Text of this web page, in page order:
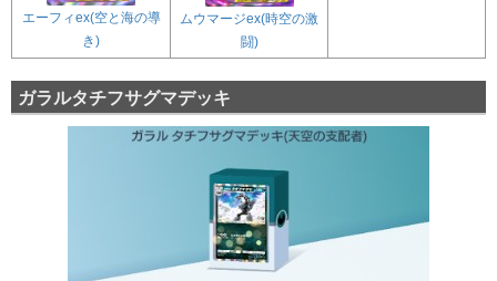
エーフィex(空と海の導
き)
ムウマージex(時空の激
闘)
ガラルタチフサグマデッキ